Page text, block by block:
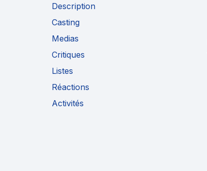
Description
Casting
Medias
Critiques
Listes
Réactions
Activités